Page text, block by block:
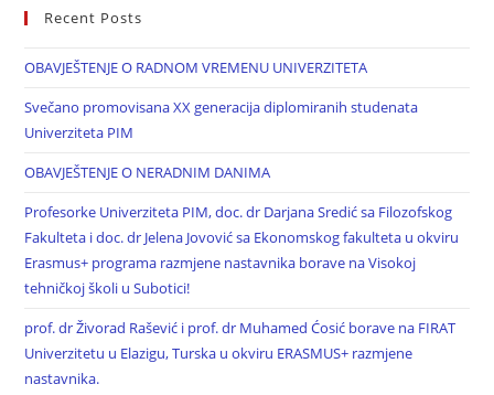
Recent Posts
OBAVJEŠTENJE O RADNOM VREMENU UNIVERZITETA
Svečano promovisana XX generacija diplomiranih studenata
Univerziteta PIM
OBAVJEŠTENJE O NERADNIM DANIMA
Profesorke Univerziteta PIM, doc. dr Darjana Sredić sa Filozofskog
Fakulteta i doc. dr Jelena Jovović sa Ekonomskog fakulteta u okviru
Erasmus+ programa razmjene nastavnika borave na Visokoj
tehničkoj školi u Subotici!
prof. dr Živorad Rašević i prof. dr Muhamed Ćosić borave na FIRAT
Univerzitetu u Elazigu, Turska u okviru ERASMUS+ razmjene
nastavnika.